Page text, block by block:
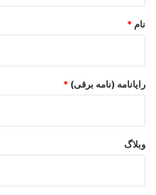
نام *
رایانامه (نامه برقی) *
وبلاگ